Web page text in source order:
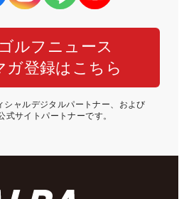
ルフニュース
ガ登録はこちら
シャルデジタルパートナー、および
式サイトパートナーです。